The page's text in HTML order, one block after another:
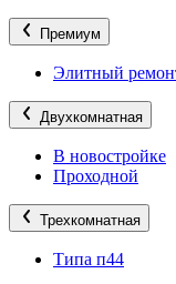
Премиум
Элитный
Двухкомнатная
В новостройке
Проходной
Трехкомнатная
Типа п44